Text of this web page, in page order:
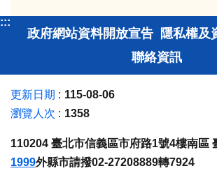
:::
政府網站資料開放宣告 隱私權及
聯絡資訊
更新日期
115-08-06
瀏覽人次
1358
110204 臺北市信義區市府路1號4樓南區
1999外縣市請撥02-27208889轉7924